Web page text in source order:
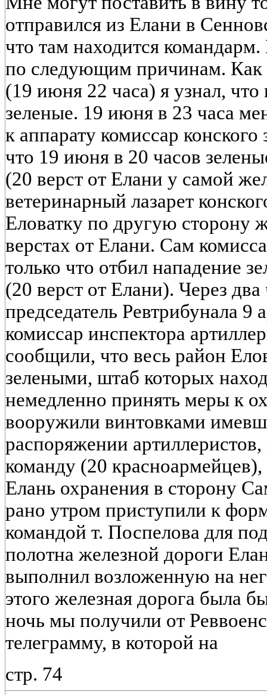
отправился из Елани в
что там находится командарм.
по следующим причинам. Как
(19 июня 22 часа) я узнал,
зеленые. 19 июня в 23 часа
к аппарату комиссар
что 19 июня в 20 часов
(20 верст от Елани у самой
ветеринарный лазарет
Еловатку по другую сторону
верстах от Елани. Сам
только что отбил нападение
(20 верст от Елани). Через
председатель Ревтрибунала
комиссар инспектора
сообщили, что весь район
зелеными, штаб которых
немедленно принять меры к
вооружили винтовками
распоряжении
команду (20
Елань охранения в сторону
рано утром приступили к
командой т. Поспелова для
полотна железной дороги
выполнил возложенную на
этого железная дорога была
ночь мы получили от
телеграмму, в которой на
стр. 74